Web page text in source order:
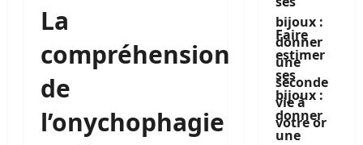
La
compréhension
de
l’onychophagie
Faire
estimer
ses
bijoux :
donner
une